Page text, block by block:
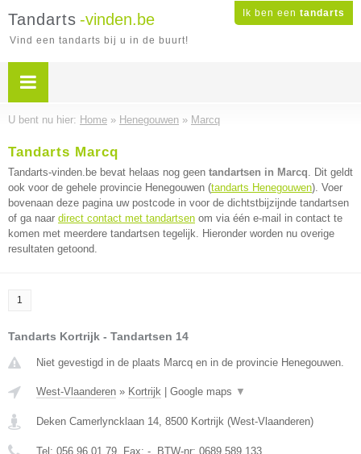
Ik ben een tandarts
Tandarts -vinden.be
Vind een tandarts bij u in de buurt!
U bent nu hier: Home » Henegouwen » Marcq
Tandarts Marcq
Tandarts-vinden.be bevat helaas nog geen tandartsen in Marcq. Dit geldt
ook voor de gehele provincie Henegouwen (tandarts Henegouwen). Voer
bovenaan deze pagina uw postcode in voor de dichtstbijzijnde tandartsen
of ga naar direct contact met tandartsen om via één e-mail in contact te
komen met meerdere tandartsen tegelijk. Hieronder worden nu overige
resultaten getoond.
1
Tandarts Kortrijk - Tandartsen 14
Niet gevestigd in de plaats Marcq en in de provincie Henegouwen.
West-Vlaanderen » Kortrijk Google maps ▼
Deken Camerlyncklaan 14, 8500 Kortrijk (West-Vlaanderen)
Tel: 056 96 01 79, Fax: -, BTW-nr: 0689.589.133